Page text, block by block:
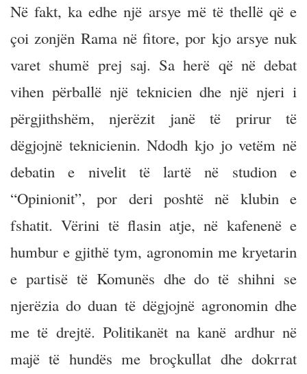
Në fakt, ka edhe një arsye më të thellë që e
çoi zonjën Rama në fitore, por kjo arsye nuk
varet shumë prej saj. Sa herë që në debat
vihen përballë një teknicien dhe një njeri i
përgjithshëm, njerëzit janë të prirur të
dëgjojnë teknicienin. Ndodh kjo jo vetëm në
debatin e nivelit të lartë në studion e
“Opinionit”, por deri poshtë në klubin e
fshatit. Vërini të flasin atje, në kafenenë e
humbur e gjithë tym, agronomin me kryetarin
e partisë të Komunës dhe do të shihni se
njerëzia do duan të dëgjojnë agronomin dhe
me të drejtë. Politikanët na kanë ardhur në
majë të hundës me broçkullat dhe dokrrat